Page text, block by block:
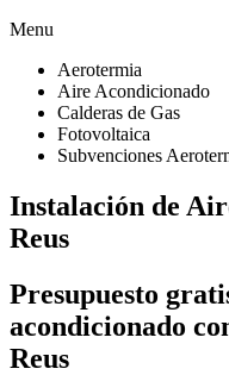
Menu
Aerotermia
Aire Acondicionado
Calderas de Gas
Fotovoltaica
Subvenciones
Instalación de
Reus
Presupuesto
acondicionado
Reus